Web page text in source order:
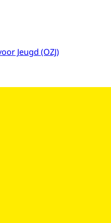
Jeugd (OZJ)